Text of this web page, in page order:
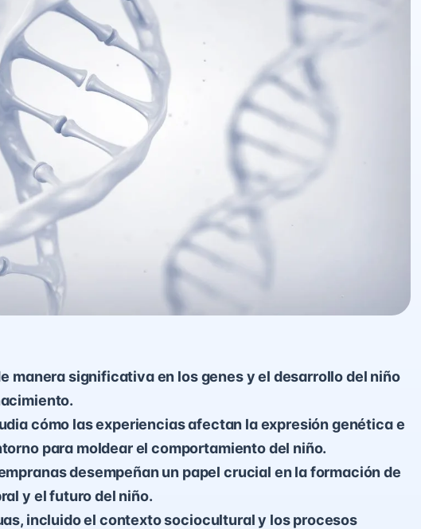
manera significativa en los genes y el desarrollo del niño
cómo las experiencias afectan la expresión genética e
para moldear el comportamiento del niño.
desempeñan un papel crucial en la formación de
y el futuro del niño.
incluido el contexto sociocultural y los procesos